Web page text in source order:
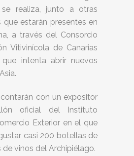
se realiza, junto a otras
que estarán presentes en
a través del Consorcio
Vitivinícola de Canarias
que intenta abrir nuevos
con un expositor
oficial del Instituto
Exterior en el que
casi 200 botellas de
de vinos del Archipiélago.